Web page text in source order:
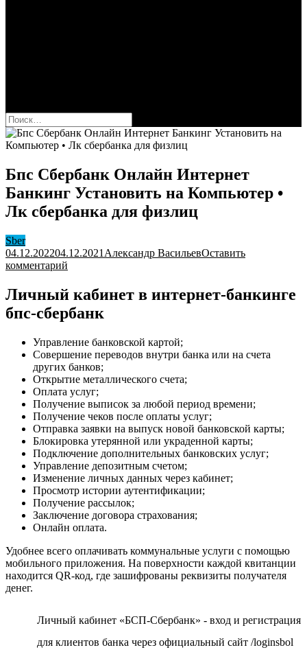
Найти:
Бпс Сбербанк Онлайн Интернет
Банкинг Установить на Компьютер •
Лк сбербанка для физлиц
Sber
04.12.202204.12.2021 Александр ВасильевОставить
комментарий
Сбербанк
Онлайн
Интернет
Установить
на
Компьютер
•
Лк
сбербанка
для
физлиц
Личный кабинет в интернет-банкинге
бпс-сбербанк
Управление банковской картой;
Совершение переводов внутри банка или на счета
других банков;
Открытие металлического счета;
Оплата услуг;
Получение выписок за любой период времени;
Получение чеков после оплаты услуг;
Отправка заявки на выпуск новой банковской карты;
Блокировка утерянной или украденной карты;
Подключение дополнительных банковских услуг;
Управление депозитным счетом;
Изменение личных данных через кабинет;
Просмотр истории аутентификации;
Получение рассылок;
Заключение договора страхования;
Онлайн оплата.
Удобнее всего оплачивать коммунальные услуги с помощью
мобильного приложения. На поверхности каждой квитанции
находится QR-код, где зашифрованы реквизиты получателя
денег.
Личный кабинет «БСП-Сбербанк» - вход и регистрация
для клиентов банка через официальный сайт /loginsbol